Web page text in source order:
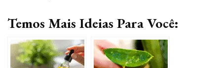
Temos Mais Ideias Para Você: